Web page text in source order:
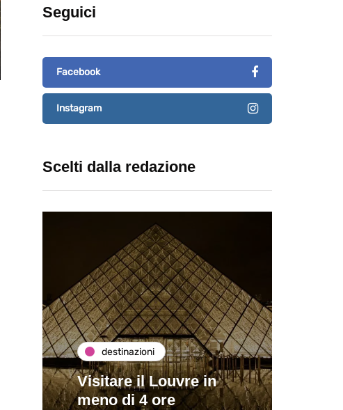
Seguici
Facebook
Instagram
Scelti dalla redazione
destinazioni
Visitare il Louvre in
meno di 4 ore